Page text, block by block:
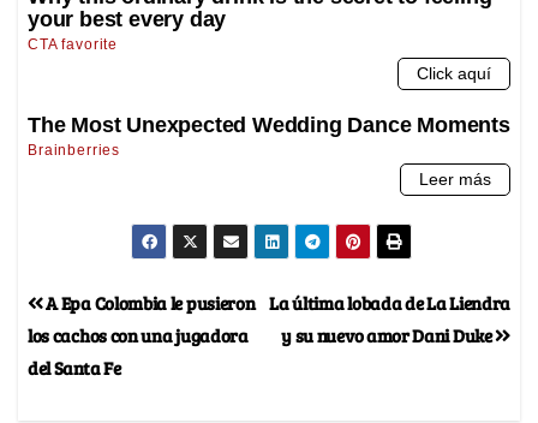
La última lobada de La Liendra
y su nuevo amor Dani Duke
A Epa Colombia le pusieron
los cachos con una jugadora
del Santa Fe